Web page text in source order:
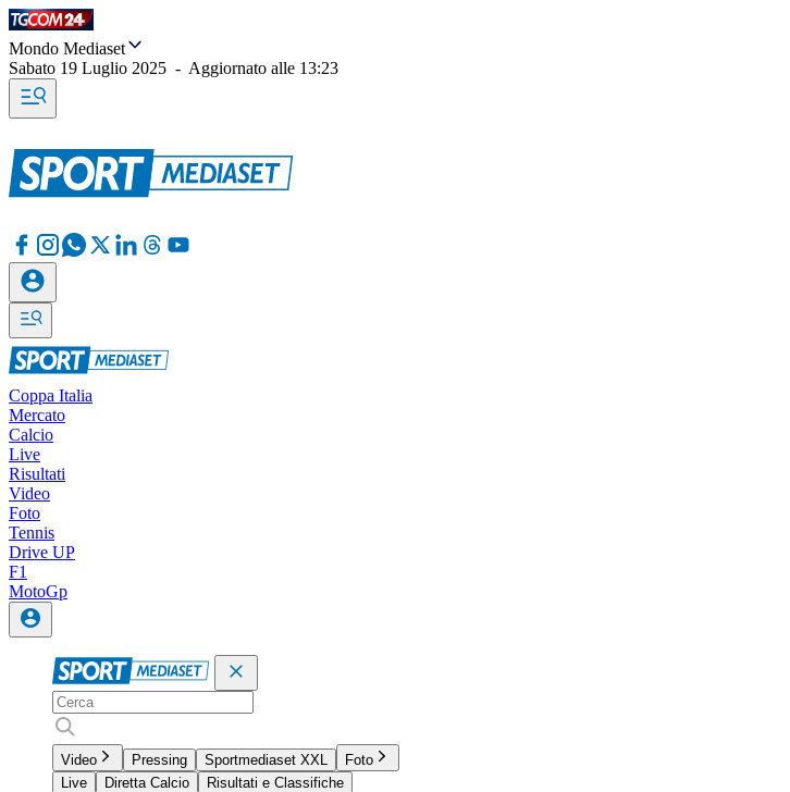
Mondo Mediaset
Sabato 19 Luglio 2025 - Aggiornato alle 13:23
Coppa Italia
Mercato
Calcio
Live
Risultati
Video
Foto
Tennis
Drive UP
F1
MotoGp
Video Pressing Sportmediaset XXL
Foto
Live
Diretta Calcio
Risultati e Classifiche